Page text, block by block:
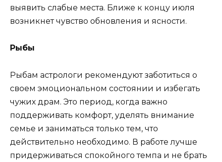
выявить слабые места. Ближе к концу июля
возникнет чувство обновления и ясности.
Рыбы
Рыбам астрологи рекомендуют заботиться о
своем эмоциональном состоянии и избегать
чужих драм. Это период, когда важно
поддерживать комфорт, уделять внимание
семье и заниматься только тем, что
действительно необходимо. В работе лучше
придерживаться спокойного темпа и не брать